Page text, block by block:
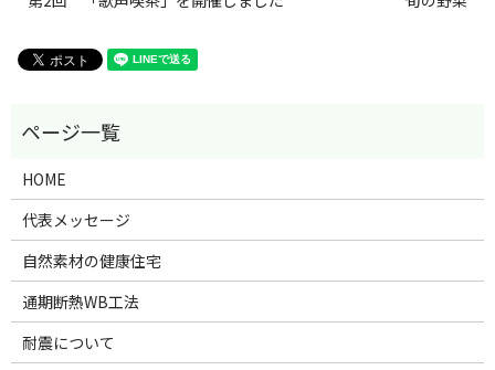
HOME
代表メッセージ
自然素材の健康住宅
通期断熱WB工法
耐震について